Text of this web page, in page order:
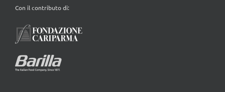
Con il contributo di: